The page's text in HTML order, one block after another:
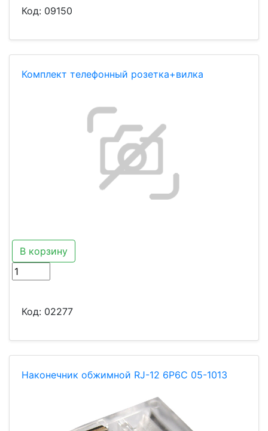
Код: 09150
Комплект телефонный розетка+вилка
В корзину
Код: 02277
Наконечник обжимной RJ-12 6Р6С 05-1013